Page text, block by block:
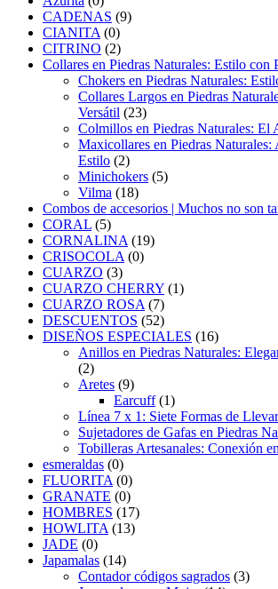
CADENAS (9)
CIANITA (0)
CITRINO (2)
Collares en Piedras Naturales: Estilo con
Chokers en Piedras Naturales:
Collares Largos en Piedras
Versátil (23)
Colmillos en Piedras Naturales: El
Maxicollares en Piedras
Estilo (2)
Minichokers (5)
Vilma (18)
Combos de accesorios | Muchos no son
CORAL (5)
CORNALINA (19)
CRISOCOLA (0)
CUARZO (3)
CUARZO CHERRY (1)
CUARZO ROSA (7)
DESCUENTOS (52)
DISEÑOS ESPECIALES (16)
Anillos en Piedras Naturales:
(2)
Aretes (9)
Earcuff (1)
Línea 7 x 1: Siete Formas de
Sujetadores de Gafas en Piedras
Tobilleras Artesanales: Conexión
esmeraldas (0)
FLUORITA (0)
GRANATE (0)
HOMBRES (17)
HOWLITA (13)
JADE (0)
Japamalas (14)
Contador códigos sagrados (3)